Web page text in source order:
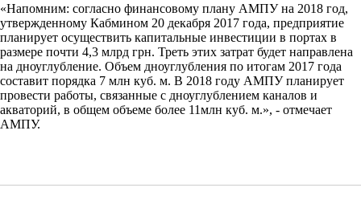
«Напомним: согласно финансовому плану АМПУ на 2018 год,
утвержденному Кабмином 20 декабря 2017 года, предприятие
планирует осуществить капитальные инвестиции в портах в
размере почти 4,3 млрд грн. Треть этих затрат будет направлена
на дноуглубление. Объем дноуглубления по итогам 2017 года
составит порядка 7 млн куб. м. В 2018 году АМПУ планирует
провести работы, связанные с дноуглублением каналов и
акваторий, в общем объеме более 11млн куб. м.», - отмечает
АМПУ.